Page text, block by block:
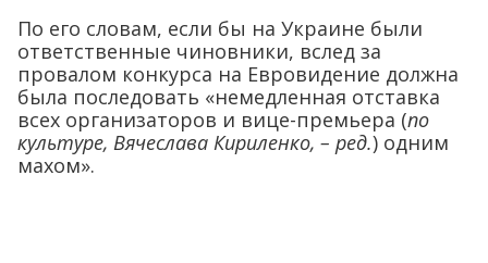
По его словам, если бы на Украине были
ответственные чиновники, вслед за
провалом конкурса на Евровидение должна
была последовать «немедленная отставка
всех организаторов и вице-премьера (по
культуре, Вячеслава Кириленко, – ред.) одним
махом».